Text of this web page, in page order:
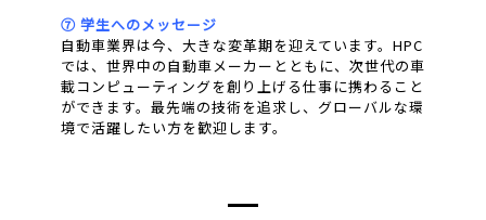
⑦ 学生へのメッセージ
自動車業界は今、大きな変革期を迎えています。HPC
では、世界中の自動車メーカーとともに、次世代の車
載コンピューティングを創り上げる仕事に携わること
ができます。最先端の技術を追求し、グローバルな環
境で活躍したい方を歓迎します。